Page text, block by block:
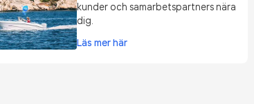
kunder och samarbetspartners nära
dig.
Läs mer här